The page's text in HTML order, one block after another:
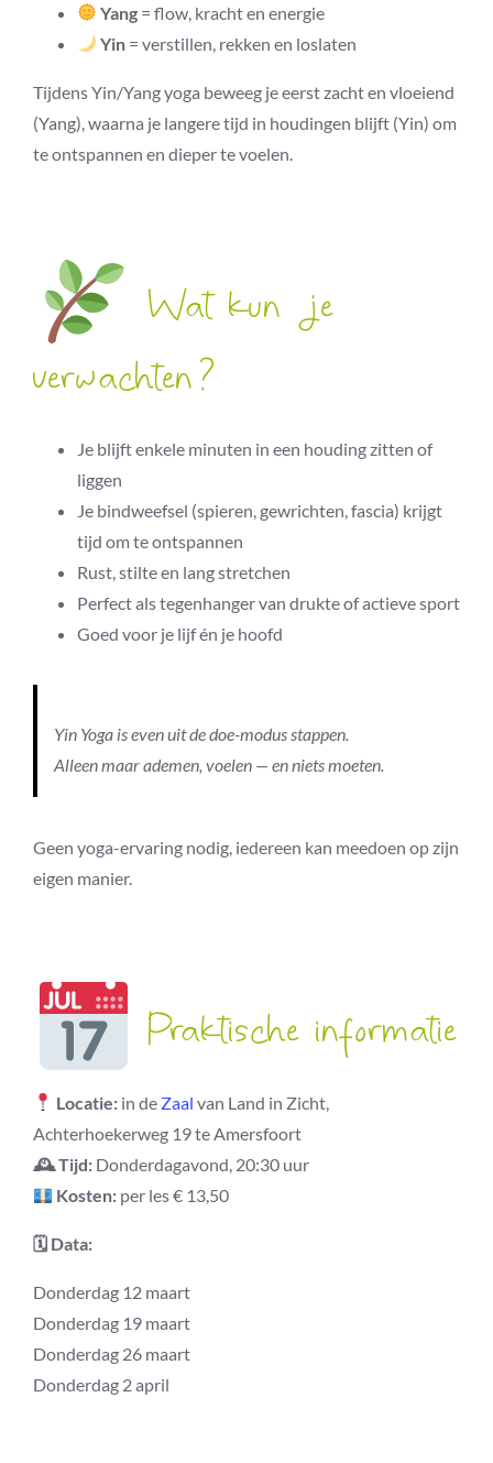
Yang = flow, kracht en energie
Yin = verstillen, rekken en loslaten
Tijdens Yin/Yang yoga beweeg je eerst zacht en vloeiend
(Yang), waarna je langere tijd in houdingen blijft (Yin) om
te ontspannen en dieper te voelen.
Wat kun je
verwachten?
Je blijft enkele minuten in een houding zitten of
liggen
Je bindweefsel (spieren, gewrichten, fascia) krijgt
tijd om te ontspannen
Rust, stilte en lang stretchen
Perfect als tegenhanger van drukte of actieve sport
Goed voor je lijf én je hoofd
Yin Yoga is even uit de doe-modus stappen.
Alleen maar ademen, voelen — en niets moeten.
Geen yoga-ervaring nodig, iedereen kan meedoen op zijn
eigen manier.
Praktische informatie
Locatie: in de Zaalvan Land in Zicht,
Achterhoekerweg 19 te Amersfoort
🕰 Tijd: Donderdagavond, 20:30 uur
Kosten: per les € 13,50
🗓 Data:
Donderdag 12 maart
Donderdag 19 maart
Donderdag 26 maart
Donderdag 2 april